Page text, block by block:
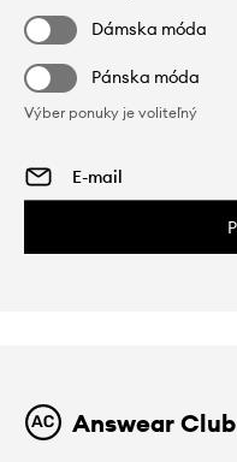
Dámska móda
Pánska móda
Výber ponuky je voliteľný
Answear Club